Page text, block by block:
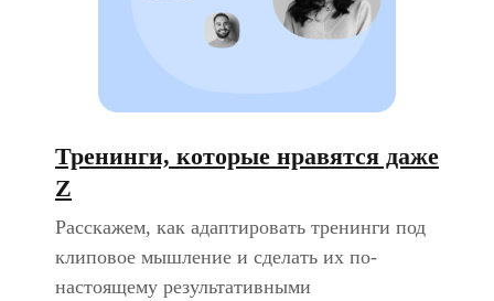
Тренинги, которые нравятся даже
Z
Расскажем, как адаптировать тренинги под
клиповое мышление и сделать их по-
настоящему результативными